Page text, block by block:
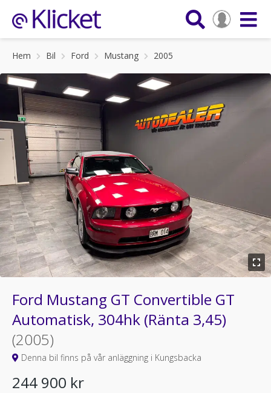
Hem Bil Ford Mustang 2005
Ford Mustang GT Convertible GT
Automatisk, 304hk (Ränta 3,45)
(2005)
Denna bil finns på vår anläggning i Kungsbacka
244 900 kr